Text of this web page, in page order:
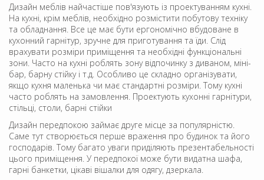
Дизайн меблів найчастіше пов'язують із проектуванням кухні.
На кухні, крім меблів, необхідно розмістити побутову техніку
та обладнання. Все це має бути ергономічно вбудоване в
кухонний гарнітур, зручне для приготування та їди. Слід
врахувати розміри приміщення та необхідні функціональні
зони. Часто на кухні роблять зону відпочинку з диваном, міні-
бар, барну стійку і т.д. Особливо це складно організувати,
якщо кухня маленька чи має стандартні розміри. Тому кухні
часто роблять на замовлення. Проектують кухонні гарнітури,
стільці, столи, барні стійки
Дизайн передпокою займає друге місце за популярністю.
Саме тут створюється перше враження про будинок та його
господарів. Тому багато уваги приділяють презентабельності
цього приміщення. У передпокої може бути видатна шафа,
гарні банкетки, цікаві вішалки для одягу, дзеркала.